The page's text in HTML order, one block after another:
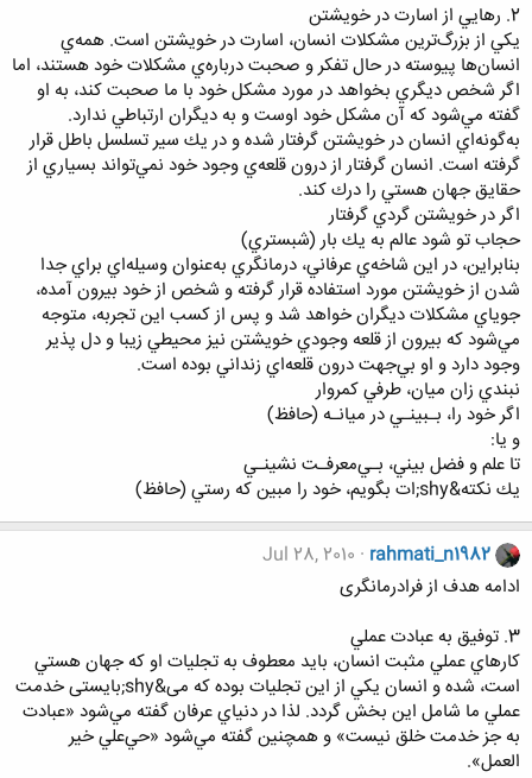
2. رهايي از اسارت در خويشتن
يكي از بزرگ‌ترين مشكلات انسان، اسارت در خويشتن است. همه‌ي
انسان‌ها پيوسته در حال تفكر و صحبت درباره‌ي مشكلات خود هستند، اما
اگر شخص ديگري بخواهد در مورد مشكل خود با ما صحبت كند، به او
گفته مي‌شود كه آن مشكل خود اوست و به ديگران ارتباطي ندارد.
به‌گونه‌اي انسان در خويشتن گرفتار شده و در يك سير تسلسل باطل قرار
گرفته است. انسان گرفتار از درون قلعه‌ي وجود خود نمي‌تواند بسياري از
حقايق جهان هستي را درك كند.
اگر در خويشتن گردي گرفتار
حجاب تو شود عالم به يك بار (شبستري)
بنابراين، در اين شاخه‌ي عرفاني، درمانگري به‌عنوان وسيله‌اي براي جدا
شدن از خويشتن مورد استفاده قرار گرفته و شخص از خود بيرون آمده،
جوياي مشكلات ديگران خواهد شد و پس از كسب اين تجربه، متوجه
مي‌شود كه بيرون از قلعه وجودي خويشتن نيز محيطي زيبا و دل پذير
وجود دارد و او بي‌جهت درون قلعه‌اي زنداني بوده است.
نبندي زان ميان، طرفي كمروار
اگر خود را، بـبينـي در ميانـه (حافظ)
و يا:
تا علم و فضل بيني، بـي‌معرفـت نشينـي
يك نكته&shy;ات بگويم، خود را مبين كه رستي (حافظ)
rahmati_n1982
Jul 28, 2010
ادامه هدف از فرادرمانگری
3. توفيق به عبادت عملي
كارهاي عملي مثبت انسان، بايد معطوف به تجليات او كه جهان هستي
است، شده و انسان يكي از اين تجليات بوده كه می&shy;بايستی خدمت
عملي ما شامل اين بخش گردد. لذا در دنياي عرفان گفته مي‌شود «عبادت
به جز خدمت خلق نيست» و همچنين گفته مي‌شود «حي‌علي خير
العمل».